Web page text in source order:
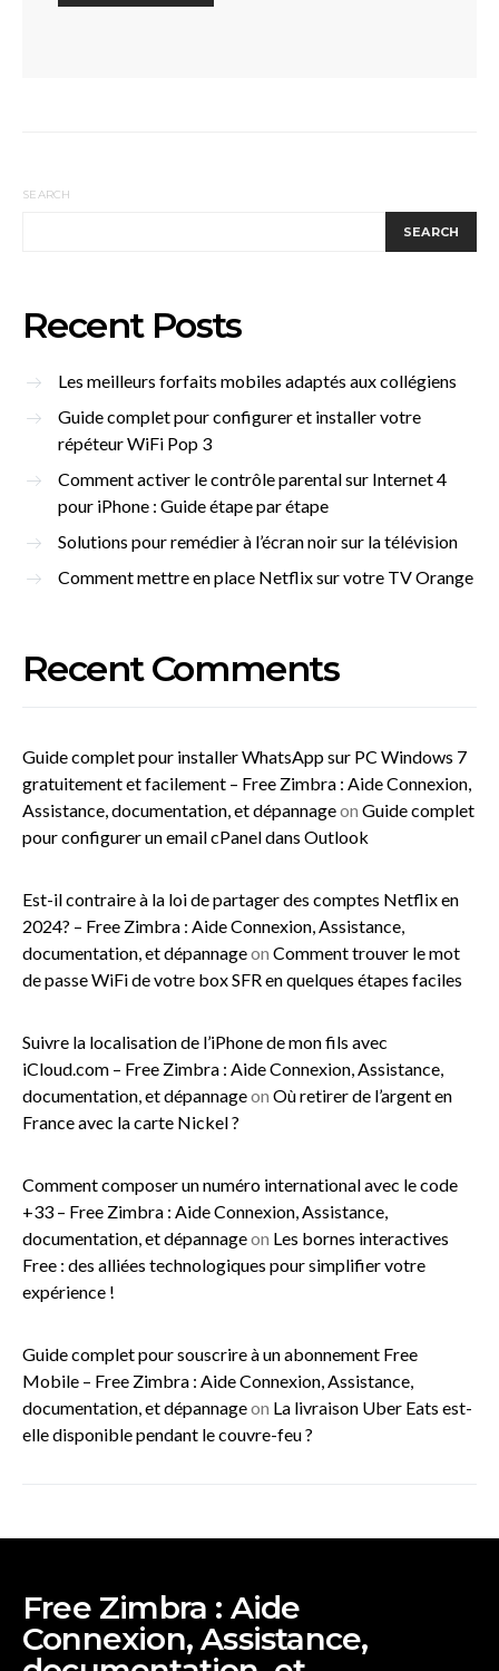
SEARCH
SEARCH
Recent Posts
Les meilleurs forfaits mobiles adaptés aux collégiens
Guide complet pour configurer et installer votre
répéteur WiFi Pop 3
Comment activer le contrôle parental sur Internet 4
pour iPhone : Guide étape par étape
Solutions pour remédier à l’écran noir sur la télévision
Comment mettre en place Netflix sur votre TV Orange
Recent Comments
Guide complet pour installer WhatsApp sur PC Windows 7
gratuitement et facilement – Free Zimbra : Aide Connexion,
Assistance, documentation, et dépannageon Guide complet
pour configurer un email cPanel dans Outlook
Est-il contraire à la loi de partager des comptes Netflix en
2024? – Free Zimbra : Aide Connexion, Assistance,
documentation, et dépannageon Comment trouver le mot
de passe WiFi de votre box SFR en quelques étapes faciles
Suivre la localisation de l’iPhone de mon fils avec
iCloud.com – Free Zimbra : Aide Connexion, Assistance,
documentation, et dépannageon Où retirer de l’argent en
France avec la carte Nickel ?
Comment composer un numéro international avec le code
+33 – Free Zimbra : Aide Connexion, Assistance,
documentation, et dépannageon Les bornes interactives
Free : des alliées technologiques pour simplifier votre
expérience !
Guide complet pour souscrire à un abonnement Free
Mobile – Free Zimbra : Aide Connexion, Assistance,
documentation, et dépannageon La livraison Uber Eats est-
elle disponible pendant le couvre-feu ?
Free Zimbra : Aide
Connexion, Assistance,